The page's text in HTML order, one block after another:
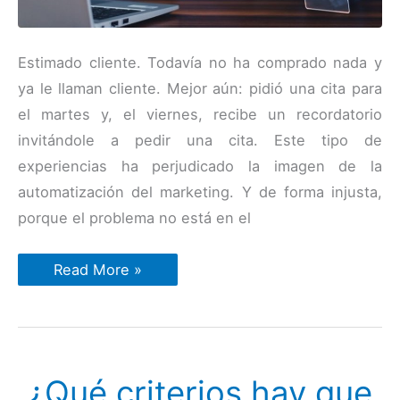
Estimado cliente. Todavía no ha comprado nada y
ya le llaman cliente. Mejor aún: pidió una cita para
el martes y, el viernes, recibe un recordatorio
invitándole a pedir una cita. Este tipo de
experiencias ha perjudicado la imagen de la
automatización del marketing. Y de forma injusta,
porque el problema no está en el
Workflows
de
los
para
Read More »